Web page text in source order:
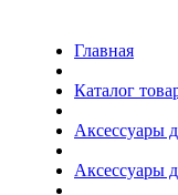
Главная
Каталог
Аксессуары
Аксессуары